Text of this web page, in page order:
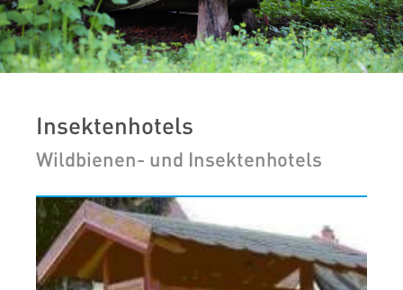
Insektenhotels
Wildbienen- und Insektenhotels